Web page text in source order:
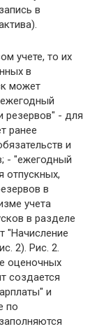
в
учете, то их
в
может
резервов" - для
ранее
и
- "ежегодный
отпускных,
в
учета
в разделе
"Начисление
2). Рис. 2.
оценочных
создается
и
по